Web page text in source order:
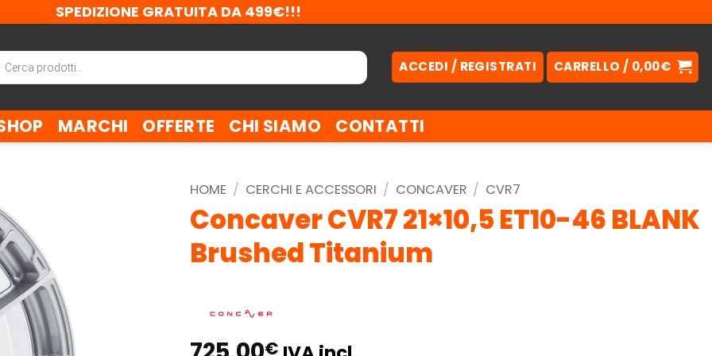
SPEDIZIONE GRATUITA DA 499€!!!
ACCEDI / REGISTRATI CARRELLO / 0,00€
MARCHI OFFERTE CHI SIAMO CONTATTI
HOME / CERCHI E ACCESSORI / CONCAVER / CVR7
Concaver CVR7 21×10,5 ET10-46 BLANK
Brushed Titanium
€